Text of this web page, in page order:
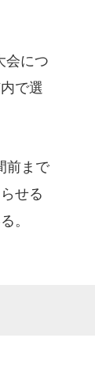
会につ
で選
前まで
せる
。